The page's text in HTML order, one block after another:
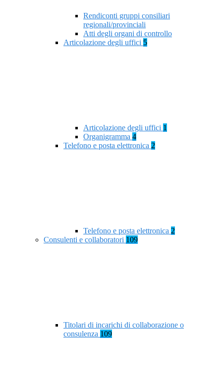
Rendiconti gruppi consiliari
regionali/provinciali
Atti degli organi di controllo
Articolazione degli uffici 5
Articolazione degli uffici 1
Organigramma 4
Telefono e posta elettronica 2
Telefono e posta elettronica 2
Consulenti e collaboratori 109
Titolari di incarichi di collaborazione o
consulenza 109